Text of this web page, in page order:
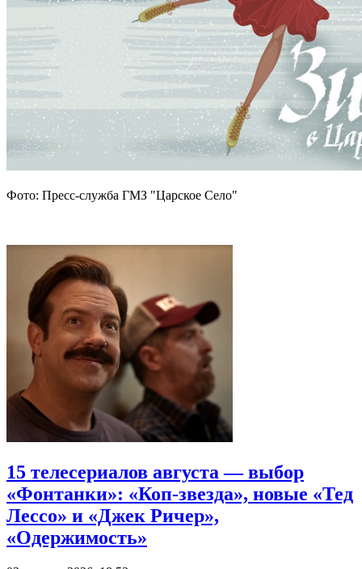
Фото: Пресс-служба ГМЗ "Царское Село"
15 телесериалов августа — выбор
«Фонтанки»: «Коп-звезда», новые «Тед
Лессо» и «Джек Ричер»,
«Одержимость»